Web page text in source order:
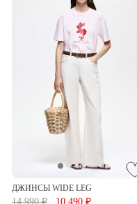
ДЖИНСЫ WIDE LEG
14 990 ₽ 10 490 ₽